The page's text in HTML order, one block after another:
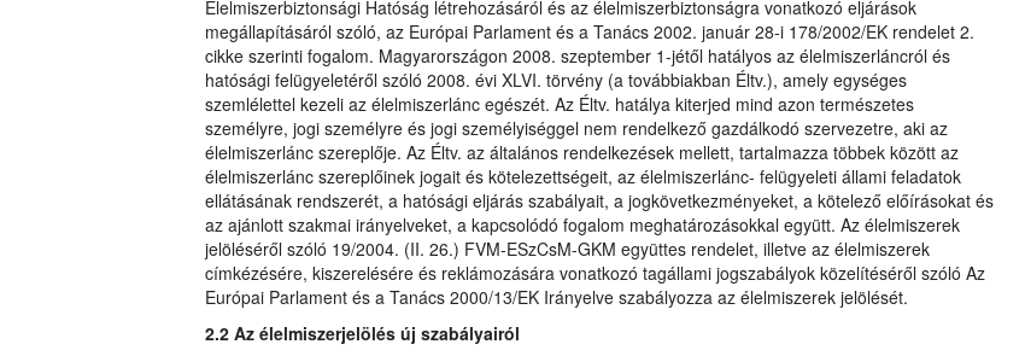
Élelmiszerbiztonsági Hatóság létrehozásáról és az élelmiszerbiztonságra vonatkozó eljárások
megállapításáról szóló, az Európai Parlament és a Tanács 2002. január 28-i 178/2002/EK rendelet 2.
cikke szerinti fogalom. Magyarországon 2008. szeptember 1-jétől hatályos az élelmiszerláncról és
hatósági felügyeletéről szóló 2008. évi XLVI. törvény (a továbbiakban Éltv.), amely egységes
szemlélettel kezeli az élelmiszerlánc egészét. Az Éltv. hatálya kiterjed mind azon természetes
személyre, jogi személyre és jogi személyiséggel nem rendelkező gazdálkodó szervezetre, aki az
élelmiszerlánc szereplője. Az Éltv. az általános rendelkezések mellett, tartalmazza többek között az
élelmiszerlánc szereplőinek jogait és kötelezettségeit, az élelmiszerlánc- felügyeleti állami feladatok
ellátásának rendszerét, a hatósági eljárás szabályait, a jogkövetkezményeket, a kötelező előírásokat és
az ajánlott szakmai irányelveket, a kapcsolódó fogalom meghatározásokkal együtt. Az élelmiszerek
jelöléséről szóló 19/2004. (II. 26.) FVM-ESzCsM-GKM együttes rendelet, illetve az élelmiszerek
címkézésére, kiszerelésére és reklámozására vonatkozó tagállami jogszabályok közelítéséről szóló Az
Európai Parlament és a Tanács 2000/13/EK Irányelve szabályozza az élelmiszerek jelölését.
2.2 Az élelmiszerjelölés új szabályairól